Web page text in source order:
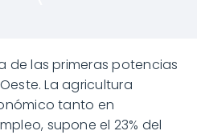
de las primeras potencias
La agricultura
tanto en
supone el 23% del